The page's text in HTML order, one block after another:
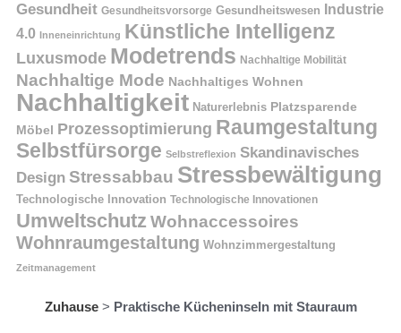
Gesundheit Gesundheitsvorsorge Gesundheitswesen
Industrie
4.0
Inneneinrichtung Künstliche Intelligenz
Luxusmode Modetrends Nachhaltige Mobilität
Nachhaltige Mode Nachhaltiges Wohnen
Nachhaltigkeit Naturerlebnis Platzsparende
Möbel
Prozessoptimierung Raumgestaltung
Selbstfürsorge Selbstreflexion Skandinavisches
Design Stressabbau Stressbewältigung
Technologische Innovation Technologische Innovationen
Umweltschutz Wohnaccessoires
Wohnraumgestaltung Wohnzimmergestaltung
Zeitmanagement
Zuhause> Praktische Kücheninseln mit Stauraum